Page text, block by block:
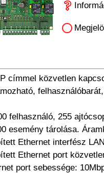
címmel közvetlen
felhasználó, 255
esemény tárolása.
Ethernet interfész
Ethernet port
port sebessége: